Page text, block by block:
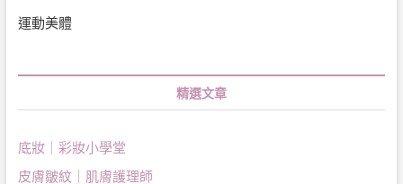
運動美體
精選文章
底妝｜彩妝小學堂
皮膚皺紋｜肌膚護理師